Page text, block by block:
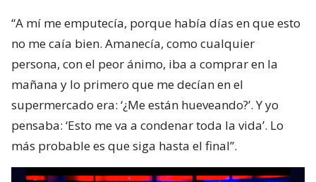
“A mí me emputecía, porque había días en que esto
no me caía bien. Amanecía, como cualquier
persona, con el peor ánimo, iba a comprar en la
mañana y lo primero que me decían en el
supermercado era: ‘¿Me están hueveando?’. Y yo
pensaba: ‘Esto me va a condenar toda la vida’. Lo
más probable es que siga hasta el final”.